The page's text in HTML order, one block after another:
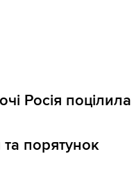
Росія поцілила
порятунок